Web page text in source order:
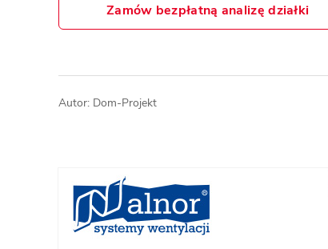
Zamów bezpłatną analizę działki
Autor: Dom-Projekt